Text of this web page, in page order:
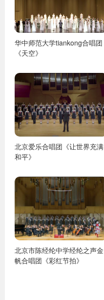
华中师范大学tiankong合唱团
《天空》
北京爱乐合唱团《让世界充满
和平》
北京市陈经纶中学经纶之声金
帆合唱团《彩红节拍》